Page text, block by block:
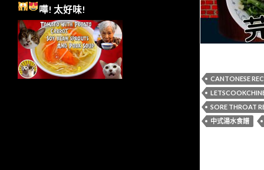
CANTONESE
SORE THROAT
中式湯水食譜
嘩! 太好味!